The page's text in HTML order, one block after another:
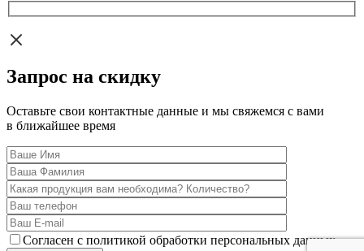
Запрос на скидку
Оставьте свои контактные данные и мы свяжемся с вами
в ближайшее время
Согласен с политикой обработки персональных данных